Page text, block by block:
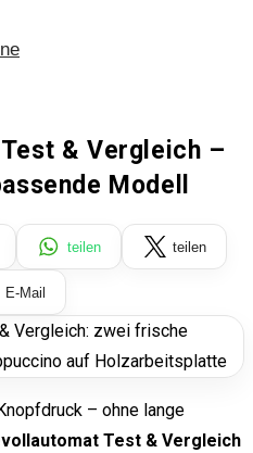
& Vergleich –
Modell
teilen teilen
E-Mail
– ohne lange
Test & Vergleich